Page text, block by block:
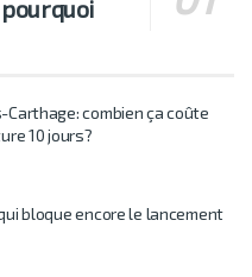
pourquoi
Carthage: combien ça coûte
10 jours?
bloque encore le lancement